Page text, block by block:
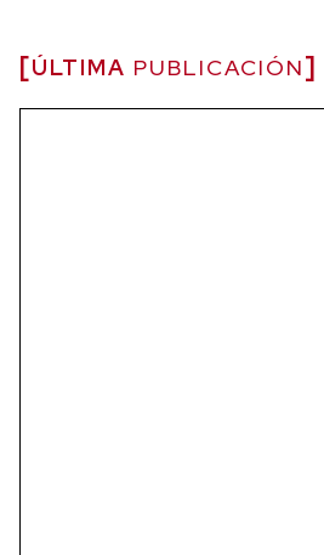
ÚLTIMA PUBLICACIÓN